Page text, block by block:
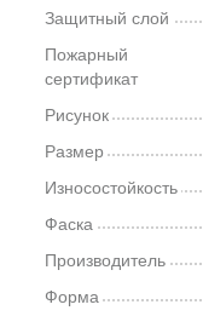
Защитный слой
Пожарный
сертификат
Рисунок
Размер
Износостойкость
Фаска
Производитель
Форма